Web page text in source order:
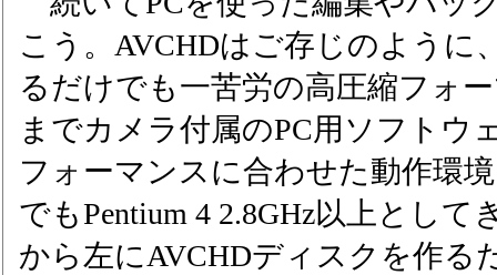
こう。AVCHDはご存じのように
るだけでも一苦労の高圧縮フォ
までカメラ付属のPC用ソフトウ
フォーマンスに合わせた動作環
でもPentium 4 2.8GHz以上とし
から左にAVCHDディスクを作る